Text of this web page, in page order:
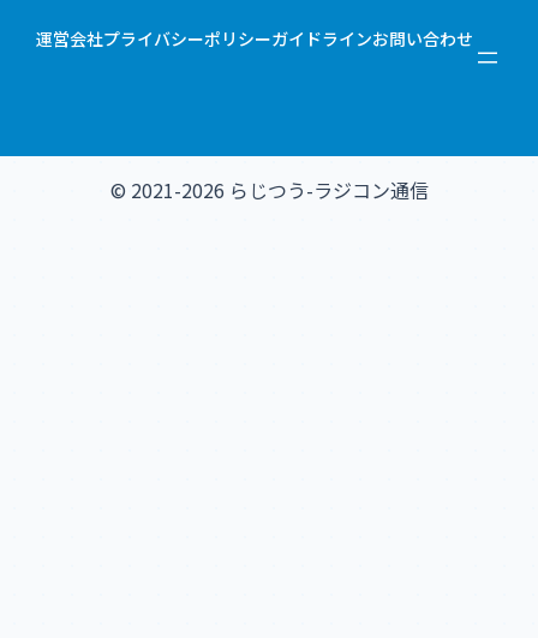
運営会社プライバシーポリシーガイドラインお問い合わせ
© 2021-2026 らじつう-ラジコン通信